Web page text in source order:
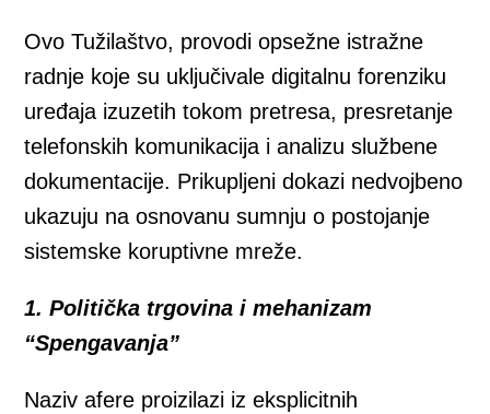
Ovo Tužilaštvo, provodi opsežne istražne
radnje koje su uključivale digitalnu forenziku
uređaja izuzetih tokom pretresa, presretanje
telefonskih komunikacija i analizu službene
dokumentacije. Prikupljeni dokazi nedvojbeno
ukazuju na osnovanu sumnju o postojanje
sistemske koruptivne mreže.
1. Politička trgovina i mehanizam
“Spengavanja”
Naziv afere proizilazi iz eksplicitnih